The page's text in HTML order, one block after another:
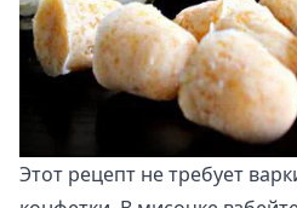
Этот рецепт не требует